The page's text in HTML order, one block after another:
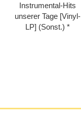
Instrumental-Hits
unserer Tage [Vinyl-
LP] (Sonst.)